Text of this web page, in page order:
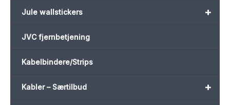
+
Jule wallstickers
JVC fjernbetjening
Kabelbindere/Strips
+
Kabler – Særtilbud